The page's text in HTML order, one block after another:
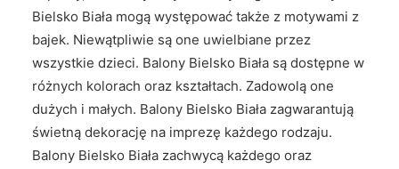
Bielsko Biała mogą występować także z motywami z
bajek. Niewątpliwie są one uwielbiane przez
wszystkie dzieci. Balony Bielsko Biała są dostępne w
różnych kolorach oraz kształtach. Zadowolą one
dużych i małych. Balony Bielsko Biała zagwarantują
świetną dekorację na imprezę każdego rodzaju.
Balony Bielsko Biała zachwycą każdego oraz